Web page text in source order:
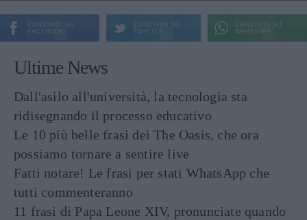
CONDIVIDI SU
FACEBOOK
CONDIVIDI SU
TWITTER
CONDIVIDI SU
WHATSAPP
Ultime News
Dall'asilo all'università, la tecnologia sta
ridisegnando il processo educativo
Le 10 più belle frasi dei The Oasis, che ora
possiamo tornare a sentire live
Fatti notare! Le frasi per stati WhatsApp che
tutti commenteranno
11 frasi di Papa Leone XIV, pronunciate quando